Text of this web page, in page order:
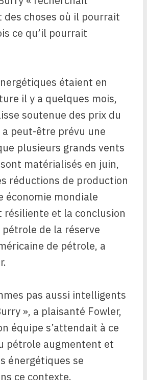
choses où il pourrait
ce qu’il pourrait
étaient en
il y a quelques mois,
soutenue des prix du
peut-être prévu une
plusieurs grands vents
matérialisés en juin,
réductions de production
économie mondiale
résiliente et la conclusion
de la réserve
de pétrole, a
pas aussi intelligents
», a plaisanté Fowler,
équipe s’attendait à ce
pétrole augmentent et
énergétiques se
ce contexte.